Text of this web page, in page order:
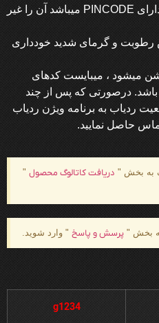
درصورتی که سیم کارت شما دارای PINCODE میباشد آن را غیر
رطوبت و گرمای شدید خودداری
میشود ، میبایست کدهای
درصورتی که پس از چند
ردیاب به برنامه ویژن ردیاب
تماس حاصل نمایید.
به بخش " دریافت کاتالوگ محصول "
بخش " پرسش و پاسخ " وارد شوید.
g1234